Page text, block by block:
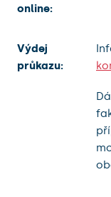
online:
Výdej
průkazu: